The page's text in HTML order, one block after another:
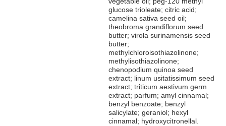
glucose trioleate; citric acid;
camelina sativa seed oil;
theobroma grandiflorum seed
butter; virola surinamensis seed
butter;
methylchloroisothiazolinone;
methylisothiazolinone;
chenopodium quinoa seed
extract; linum usitatissimum seed
extract; triticum aestivum germ
extract; parfum; amyl cinnamal;
benzyl benzoate; benzyl
salicylate; geraniol; hexyl
cinnamal; hydroxycitronellal.